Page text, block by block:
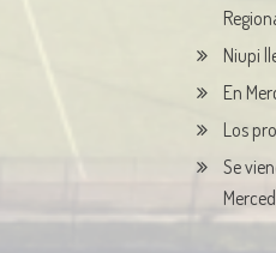
Niupi
En
Los
Se